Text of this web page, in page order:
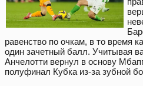
равенство по очкам, в то время
один зачетный балл. Учитывая
Анчелотти вернул в основу
полуфинал Кубка из-за зубной